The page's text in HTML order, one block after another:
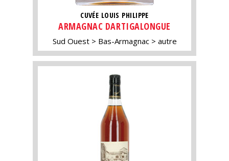
CUVÉE LOUIS PHILIPPE
ARMAGNAC DARTIGALONGUE
Sud Ouest Bas-Armagnac autre